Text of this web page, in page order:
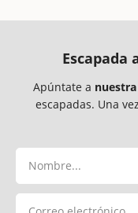
Escapada
Apúntate a
escapadas. Una